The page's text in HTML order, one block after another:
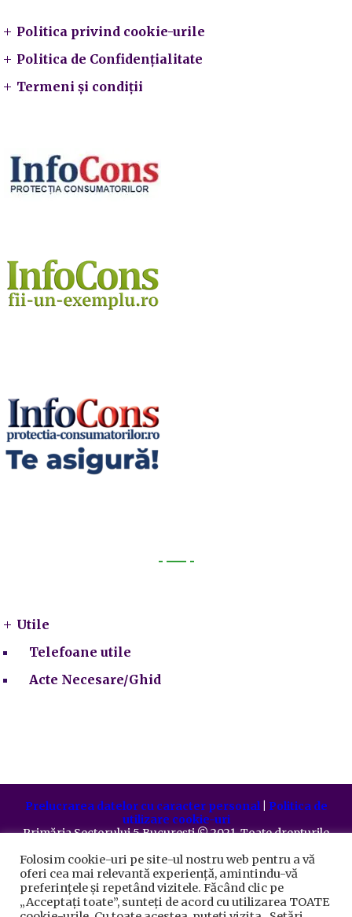
Politica privind cookie-urile
Politica de Confidențialitate
Termeni și condiții
Utile
Telefoane utile
Acte Necesare/Ghid
Prelucrarea datelor cu caracter personal| Politica de
utilizare cookie-uri
Primăria Sectorului 5 București©️2021. Toate drepturile
Folosim cookie-uri pe site-ul nostru web pentru a vă
oferi cea mai relevantă experiență, amintindu-vă
preferințele și repetând vizitele. Făcând clic pe
„Acceptați toate”, sunteți de acord cu utilizarea TOATE